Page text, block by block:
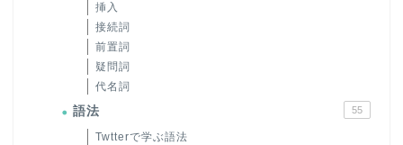
挿入
接続詞
前置詞
疑問詞
代名詞
語法 55
Twtterで学ぶ語法